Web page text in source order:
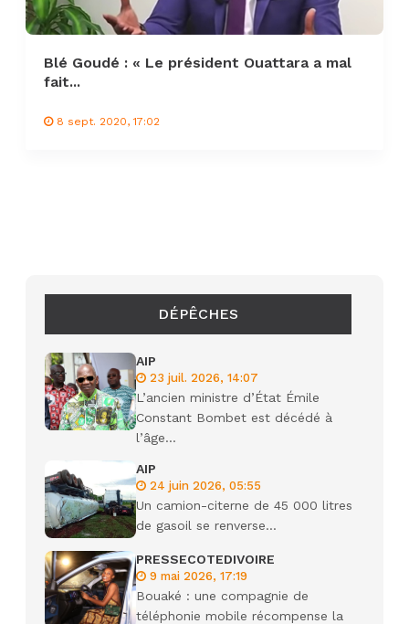
Blé Goudé : « Le président Ouattara a mal
fait...
8 sept. 2020, 17:02
DÉPÊCHES
AIP
23 juil. 2026, 14:07
L’ancien ministre d’État Émile
Constant Bombet est décédé à
l’âge...
AIP
24 juin 2026, 05:55
Un camion-citerne de 45 000 litres
de gasoil se renverse...
PRESSECOTEDIVOIRE
9 mai 2026, 17:19
Bouaké : une compagnie de
téléphonie mobile récompense la